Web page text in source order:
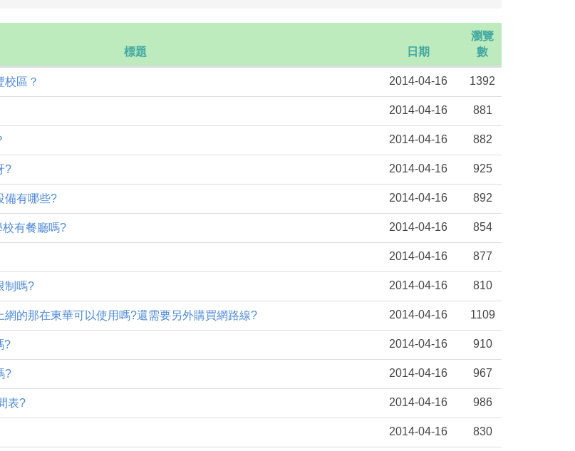
標題 日期
瀏覽
數
校區？ 2014-04-16 1392
2014-04-16 881
2014-04-16 882
? 2014-04-16 925
備有哪些? 2014-04-16 892
有餐廳嗎? 2014-04-16 854
2014-04-16 877
制嗎? 2014-04-16 810
網的那在東華可以使用嗎?還需要另外購買網路線? 2014-04-16 1109
? 2014-04-16 910
? 2014-04-16 967
表? 2014-04-16 986
2014-04-16 830